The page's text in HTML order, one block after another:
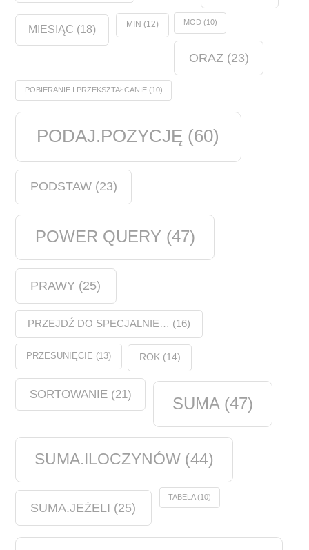
MIESIĄC (18) MIN (12) MOD(10)
ORAZ (23)
POBIERANIE I PRZEKSZTAŁCANIE(10)
PODAJ.POZYCJĘ (60)
PODSTAW(23)
POWER QUERY (47)
PRAWY (25)
PRZEJDŹ DO SPECJALNIE… (16)
PRZESUNIĘCIE (13) ROK(14)
SORTOWANIE(21) SUMA(47)
SUMA.ILOCZYNÓW (44)
SUMA.JEŻELI (25)
TABELA(10)